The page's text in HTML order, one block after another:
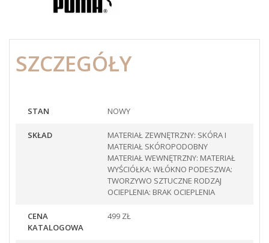
SZCZEGÓŁY
STAN NOWY
SKŁAD
MATERIAŁ ZEWNĘTRZNY: SKÓRA I
MATERIAŁ SKÓROPODOBNY
MATERIAŁ WEWNĘTRZNY: MATERIAŁ
WYŚCIÓŁKA: WŁÓKNO PODESZWA:
TWORZYWO SZTUCZNE RODZAJ
OCIEPLENIA: BRAK OCIEPLENIA
CENA
KATALOGOWA
499 ZŁ